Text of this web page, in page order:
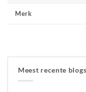
Merk
Meest recente blogs